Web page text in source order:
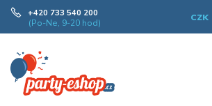
CZK
+420 733 540 200
(Po-Ne, 9-20 hod)